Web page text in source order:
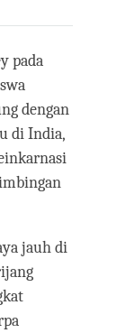
pada
dengan
di India,
jauh di